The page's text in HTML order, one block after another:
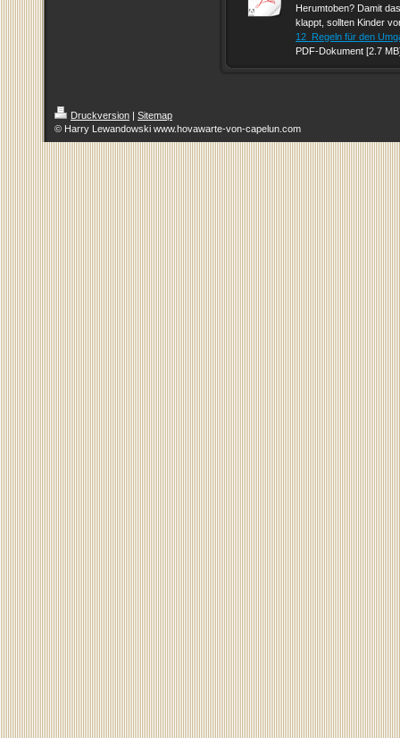
Herumtoben? Damit
klappt, sollten Kinder
12_Regeln für den
PDF-Dokument [2.7
Druckversion | Sitemap
© Harry Lewandowski www.hovawarte-von-capelun.com